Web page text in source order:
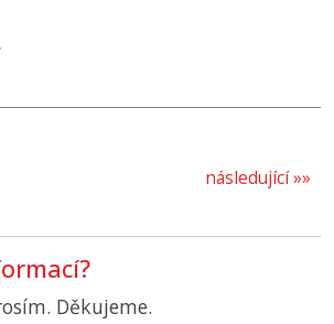
následující »»
Děkujeme.